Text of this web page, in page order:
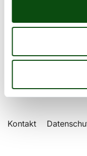
Kontakt